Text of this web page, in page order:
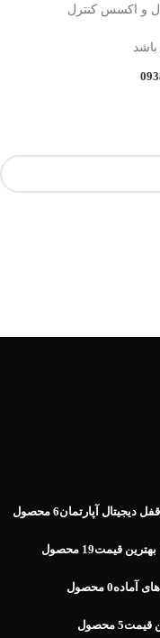
و اکسس کنترل
قفل دیجیتال آپارتمان6 محصول
بهترین قیمت19 محصول
آماده0 محصول
5 محصول